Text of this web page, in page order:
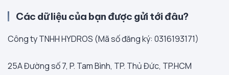
Các dữ liệu của bạn được gửi tới đâu?
Công ty TNHH HYDROS (Mã số đăng ký: 0316193171)
25A Đường số 7, P. Tam Bình, TP. Thủ Đức, TP.HCM